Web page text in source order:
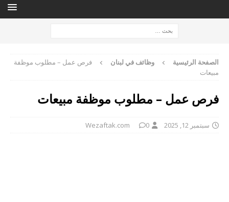
الصفحة الرئيسية وظائف في لبنان
فرص عمل – مطلوب موظفة
مبيعات
فرص عمل – مطلوب موظفة مبيعات
سبتمبر 12, 2025 Wezaftak.com 0